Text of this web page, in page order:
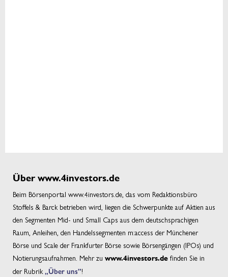
Über www.4investors.de
Beim Börsenportal www.4investors.de, das vom Redaktionsbüro
Stoffels & Barck betrieben wird, liegen die Schwerpunkte auf Aktien aus
den Segmenten Mid- und Small Caps aus dem deutschsprachigen
Raum, Anleihen, den Handelssegmenten m:access der Münchener
Börse und Scale der Frankfurter Börse sowie Börsengängen (IPOs) und
Notierungsaufnahmen. Mehr zu www.4investors.de finden Sie in
der Rubrik „Über uns”!